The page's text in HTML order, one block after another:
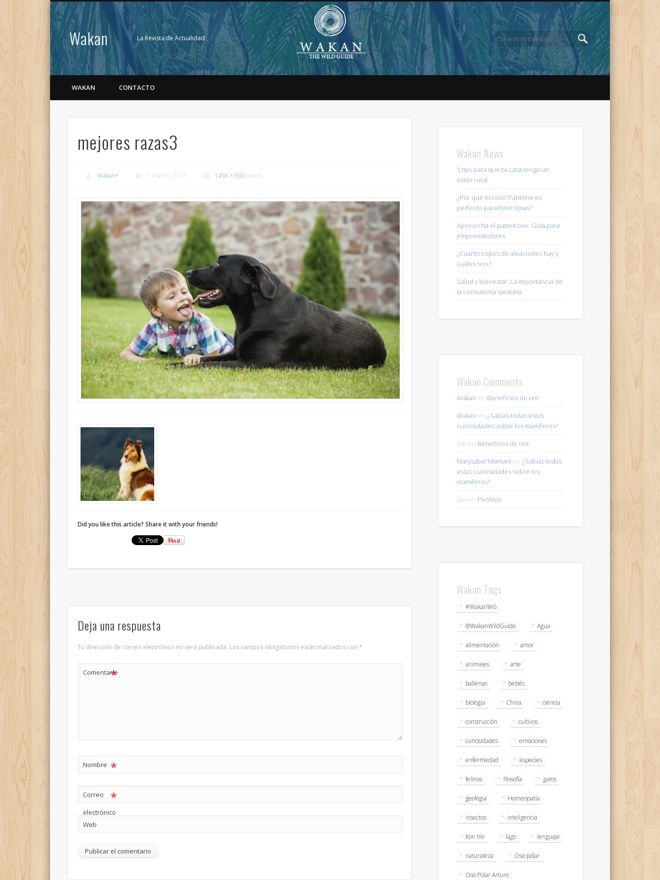
Wakan La Revista de Actualidad
WAKAN CONTACTO
mejores razas3
Wakan+ 7 marzo, 2016 1450 × 900 pixels
Did you like this article? Share it with your friends!
Deja una respuesta
Tu dirección de correo electrónico no será publicada. Los campos obligatorios están marcados con*
Comentario
*
Nombre *
Correo
electrónico
*
Web
Wakan News
5 tips para que tu casa tenga un
estilo rural
¿Por qué el color Pantone es
perfecto para fotocopias?
Aprovecha el patent box: Guía para
emprendedores
¿Cuántos tipos de aleaciones hay y
cuáles son?
Salud y bienestar: La importancia de
la consultoría sanitaria
Wakan Comments
Wakan en Beneficios de reir
Wakan en ¿Sabías todas estas
curiosidades sobre los mamíferos?
Riki en Beneficios de reir
Marysabel Mamani en ¿Sabías todas
estas curiosidades sobre los
mamíferos?
lala en Pirófitos
Wakan Tags
#WakanWG
@WakanWildGuide Agua
alimentación amor
animales arte
ballenas bebés
biologia China ciencia
construcción cultivos
curiosidades emociones
enfermedad especies
felinos filosofía gatos
geologia Homeopatía
insectos inteligencia
Kon tiki lago lenguaje
naturaleza Oso polar
Oso Polar Arturo